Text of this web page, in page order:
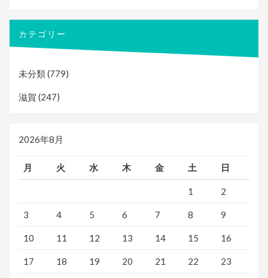
カテゴリー
未分類(779)
滋賀 (247)
2026年8月
月 火 水 木 金 土 日
1 2
3 4 5 6 7 8 9
10 11 12 13 14 15 16
17 18 19 20 21 22 23